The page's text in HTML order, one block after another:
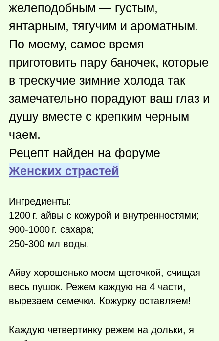
желеподобным — густым,
янтарным, тягучим и ароматным.
По-моему, самое время
приготовить пару баночек, которые
в трескучие зимние холода так
замечательно порадуют ваш глаз и
душу вместе с крепким черным
чаем.
Рецепт найден на форуме
Женских страстей
Ингредиенты:
1200 г. айвы с кожурой и внутренностями;
900-1000 г. сахара;
250-300 мл воды.
Айву хорошенько моем щеточкой, счищая
весь пушок. Режем каждую на 4 части,
вырезаем семечки. Кожурку оставляем!
Каждую четвертинку режем на дольки, я